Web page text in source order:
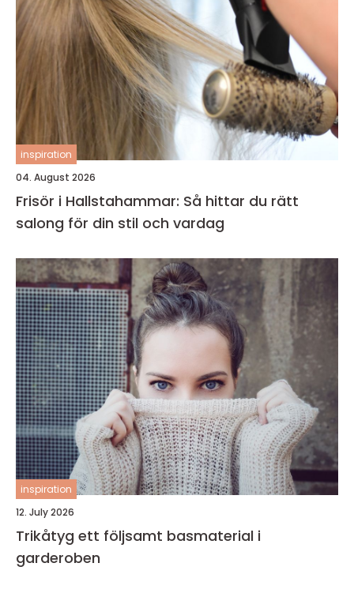
inspiration
04. August 2026
Frisör i Hallstahammar: Så hittar du rätt
salong för din stil och vardag
inspiration
12. July 2026
Trikåtyg ett följsamt basmaterial i
garderoben